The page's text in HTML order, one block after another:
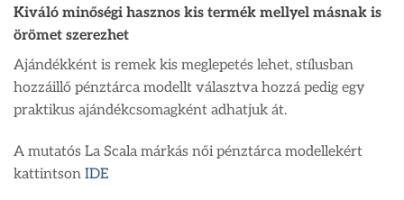
Kiváló minőségi hasznos kis termék mellyel másnak is
örömet szerezhet
Ajándékként is remek kis meglepetés lehet, stílusban
hozzáillő pénztárca modellt választva hozzá pedig egy
praktikus ajándékcsomagként adhatjuk át.
A mutatós La Scala márkás női pénztárca modellekért
kattintson IDE